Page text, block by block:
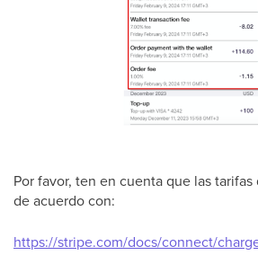
Por favor, ten en cuenta que las
de acuerdo con:
https://stripe.com/docs/connect/